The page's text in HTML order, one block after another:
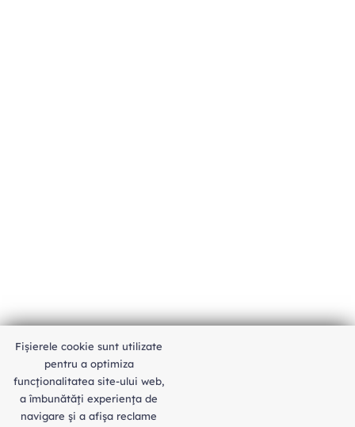
An unexpected error has occurred
Fișierele cookie sunt utilizate
pentru a optimiza
funcţionalitatea site-ului web,
a îmbunătăţi experienţa de
navigare şi a afişa reclame